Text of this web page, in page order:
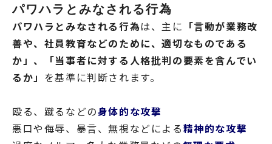
パワハラとみなされる行為
パワハラとみなされる行為は、主に 「言動が業務改
善や、社員教育などのために、適切なものである
か」、「当事者に対する人格批判の要素を含んでい
るか」 を基準に判断されます。
殴る、蹴るなどの身体的な攻撃
悪口や侮辱、暴言、無視などによる精神的な攻撃